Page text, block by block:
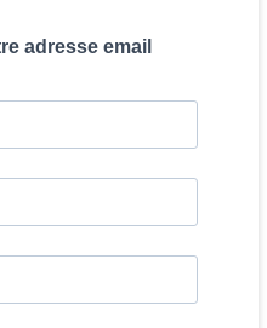
adresse email